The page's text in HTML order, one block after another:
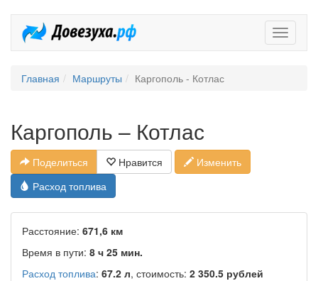
Главная Маршруты Каргополь - Котлас
Каргополь – Котлас
Поделиться Нравится
Изменить
Расход топлива
Расстояние: 671,6 км
Время в пути: 8 ч 25 мин.
Расход топлива: 67.2 л, стоимость: 2 350.5 рублей